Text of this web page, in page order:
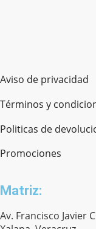
Aviso de privacidad
Términos y
Politicas de
Promociones
Matriz:
Av. Francisco Javier